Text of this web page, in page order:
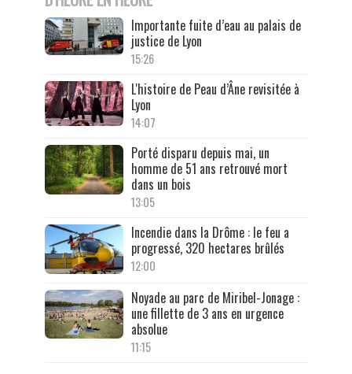
Importante fuite d’eau au palais de
justice de Lyon
15:26
L'histoire de Peau d’Âne revisitée à
Lyon
14:07
Porté disparu depuis mai, un
homme de 51 ans retrouvé mort
dans un bois
13:05
Incendie dans la Drôme : le feu a
progressé, 320 hectares brûlés
12:00
Noyade au parc de Miribel-Jonage :
une fillette de 3 ans en urgence
absolue
11:15